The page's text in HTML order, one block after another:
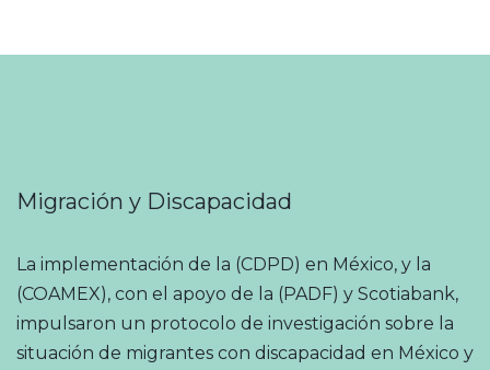
Migración y Discapacidad
La implementación de la (CDPD) en México, y la
(COAMEX), con el apoyo de la (PADF) y Scotiabank,
impulsaron un protocolo de investigación sobre la
situación de migrantes con discapacidad en México y